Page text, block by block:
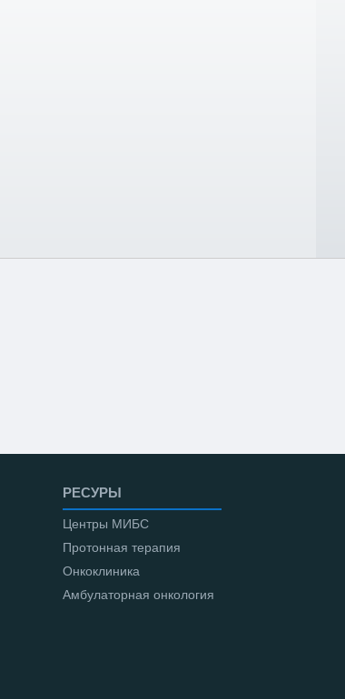
РЕСУРЫ
Центры МИБС
Протонная терапия
Онкоклиника
Амбулаторная онкология